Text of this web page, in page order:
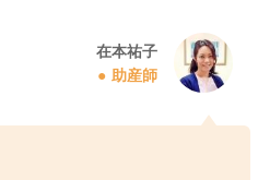
在本祐子
助産師